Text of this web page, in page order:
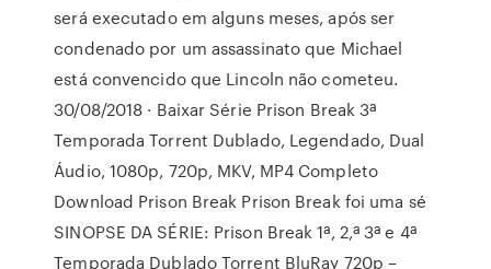
será executado em alguns meses, após ser
condenado por um assassinato que Michael
está convencido que Lincoln não cometeu.
30/08/2018 · Baixar Série Prison Break 3ª
Temporada Torrent Dublado, Legendado, Dual
Áudio, 1080p, 720p, MKV, MP4 Completo
Download Prison Break Prison Break foi uma sé
SINOPSE DA SÉRIE: Prison Break 1ª, 2,ª 3ª e 4ª
Temporada Dublado Torrent BluRay 720p –